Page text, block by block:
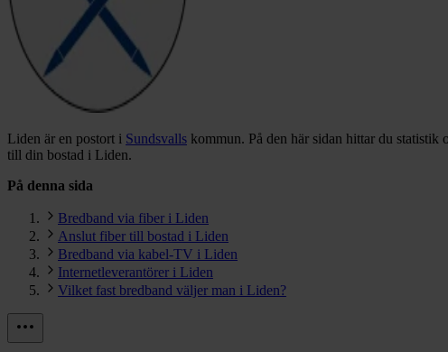
Liden är en postort i Sundsvalls kommun. På den här sidan hittar du statistik
till din bostad i Liden.
På denna sida
Bredband via fiber i Liden
Anslut fiber till bostad i Liden
Bredband via kabel-TV i Liden
Internetleverantörer i Liden
Vilket fast bredband väljer man i Liden?